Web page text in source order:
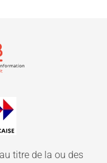
titre de la ou des